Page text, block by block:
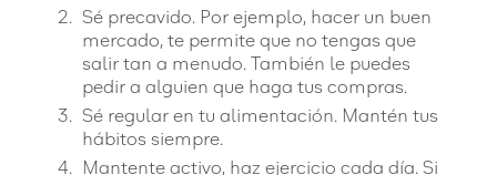
Sé precavido. Por ejemplo, hacer un buen
mercado, te permite que no tengas que
salir tan a menudo. También le puedes
pedir a alguien que haga tus compras.
Sé regular en tu alimentación. Mantén tus
hábitos siempre.
Mantente activo, haz ejercicio cada día. Si